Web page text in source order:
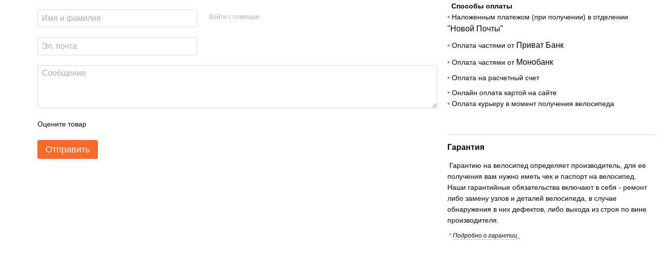
Войти с помощью
Оцените товар
Отправить
Способы оплаты
• Наложенным платежом (при получении) в отделении
"Новой Почты"
• Оплата частями от Приват Банк
• Оплата частями от Монобанк
• Оплата на расчетный счет
• Онлайн оплата картой на сайте
• Оплата курьеру в момент получения велосипеда
Гарантия
Гарантию на велосипед определяет производитель, для ее
получения вам нужно иметь чек и паспорт на велосипед.
Наши гарантийные обязательства включают в себя - ремонт
либо замену узлов и деталей велосипеда, в случае
обнаружения в них дефектов, либо выхода из строя по вине
производителя.
* Подробно о гарантии